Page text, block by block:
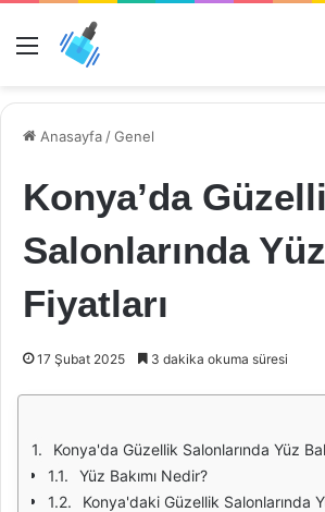
Menü
Anasayfa /Genel
Konya’da
Salonlarında Yüz
Fiyatları
17 Şubat 2025 3 dakika okuma süresi
Konya'da Güzellik Salonlarında Yüz
Yüz Bakımı Nedir?
Konya'daki Güzellik Salonlarında